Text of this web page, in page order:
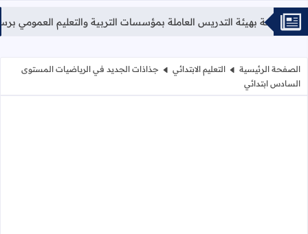
التدريس العاملة بمؤسسات التربية والتعليم العمومي برسم سنة 2026.
الصفحة الرئيسية التعليم الابتدائي
جذاذات الجديد في الرياضيات المستوى
السادس ابتدائي